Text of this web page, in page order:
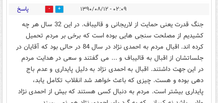
۰۲:۰۹ - ۱۳۹۰/۰۸/۱۲ 0 پاسخ
جنگ قدرت یعنی حمایت از لاریجانی و قالیباف. در این 32 سال هر چه
کشیدیم از مصلحت سنجی هایی بوده است که برخی بر مردم تحمیل
کرده اند. اقبال مردم به احمدی نژاد در سال 84 در حالی بود که آقایان در
جلساتشان از اقبال به قالیباف و ... می گفتند و سعی در هدایت مردم
در این جهت داشتند. اقبال به احمدی نژاد به دلیل پایداری و عدم باج
دهی بوده و هست. چیزی که باعث خواهد شد انقلاب تکامل یابد،
پایداری بیشتر است. مردم به دنبال کسی هستند که بیش از احمدی نژاد